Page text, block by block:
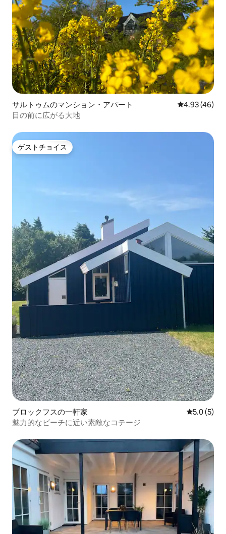
サルトゥムのマンション・アパート レビュー46
4.93 (46)
目の前に広がる大地
ゲストチョイス
ゲストチョイス
ブロックフスの一軒家 レビュー5
5.0 (5)
魅力的なビーチに近い素敵なコテージ